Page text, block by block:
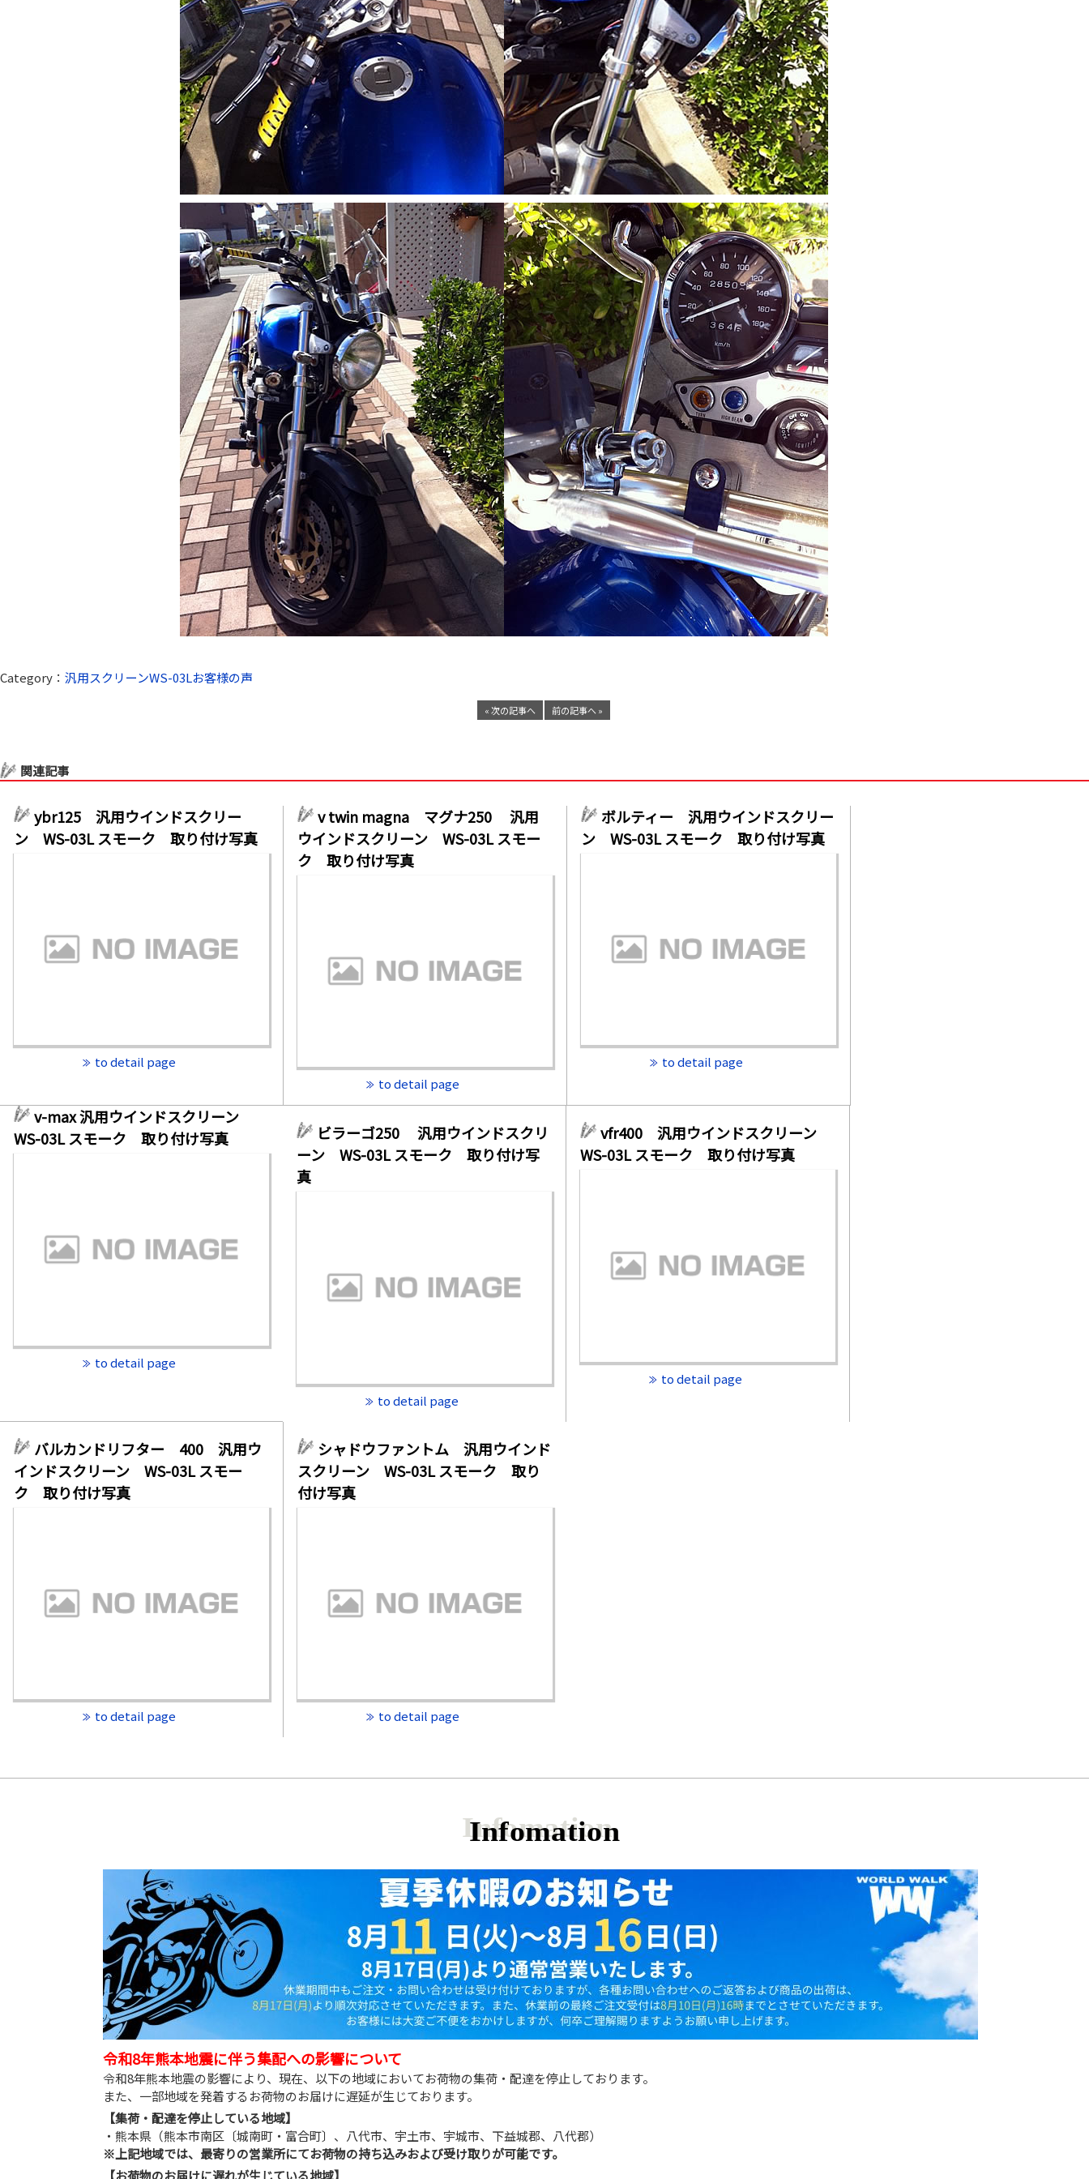
Category： 汎用スクリーンWS-03Lお客様の声
« 次の記事へ 前の記事へ »
関連記事
ybr125 汎用ウインドスクリー
ン WS-03L スモーク 取り付け写真
to detail page
v twin magna マグナ250 汎用
ウインドスクリーン WS-03L スモー
ク 取り付け写真
to detail page
ボルティー 汎用ウインドスクリー
ン WS-03L スモーク 取り付け写真
to detail page
v-max 汎用ウインドスクリーン
WS-03L スモーク 取り付け写真
to detail page
ビラーゴ250 汎用ウインドスクリ
ーン WS-03L スモーク 取り付け写
真
to detail page
vfr400 汎用ウインドスクリーン
WS-03L スモーク 取り付け写真
to detail page
バルカンドリフター 400 汎用ウ
インドスクリーン WS-03L スモー
ク 取り付け写真
to detail page
シャドウファントム 汎用ウインド
スクリーン WS-03L スモーク 取り
付け写真
to detail page
Infomation
令和8年熊本地震に伴う集配への影響について
令和8年熊本地震の影響により、現在、以下の地域においてお荷物の集荷・配達を停止しております。
また、一部地域を発着するお荷物のお届けに遅延が生じております。
【集荷・配達を停止している地域】
・熊本県（熊本市南区〔城南町・富合町〕、八代市、宇土市、宇城市、下益城郡、八代郡）
※上記地域では、最寄りの営業所にてお荷物の持ち込みおよび受け取りが可能です。
【お荷物のお届けに遅れが生じている地域】